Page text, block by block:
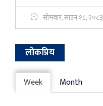
सोमबार, साउन १८, २०८३
लोकप्रिय
Week Month